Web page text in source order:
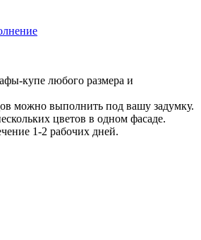
купе любого размера и
можно выполнить под вашу задумку.
цветов в одном фасаде.
1-2 рабочих дней.